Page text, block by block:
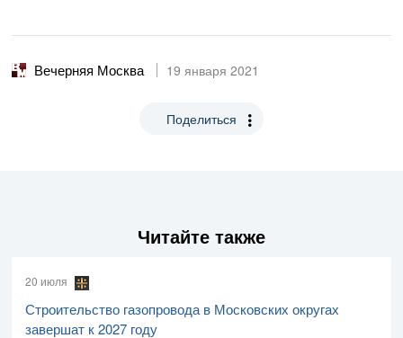
Вечерняя Москва 19 января 2021
Поделиться
Читайте также
20 июля
Строительство газопровода в Московских округах
завершат к 2027 году